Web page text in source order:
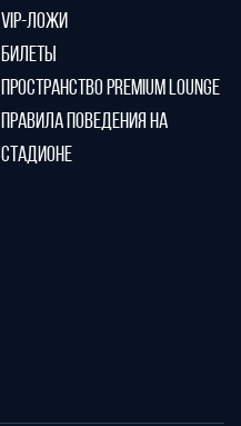
VIP-ЛОЖИ
БИЛЕТЫ
ПРОСТРАНСТВО PREMIUM LOUNGE
ПРАВИЛА ПОВЕДЕНИЯ НА
СТАДИОНЕ